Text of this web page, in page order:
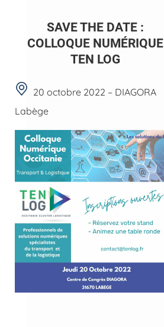
SAVE THE DATE :
COLLOQUE NUMÉRIQUE
TEN LOG
20 octobre 2022 – DIAGORA
Labège